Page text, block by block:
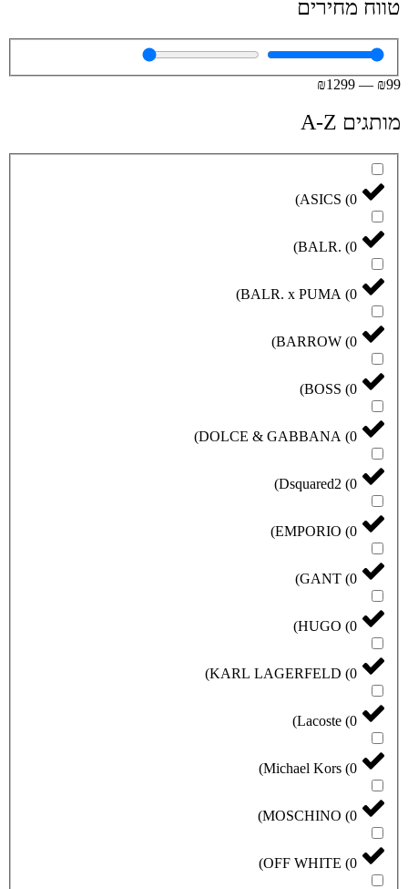
טווח מחירים
₪99
—
₪1299
מותגים A-Z
ASICS (0
)
BALR. (0
)
BALR. x PUMA (0
)
BARROW (0
)
BOSS (0
)
DOLCE & GABBANA (0
)
Dsquared2 (0
)
EMPORIO (0
)
GANT (0
)
HUGO (0
)
KARL LAGERFELD (0
)
Lacoste (0
)
Michael Kors (0
)
MOSCHINO (0
)
OFF WHITE (0
)